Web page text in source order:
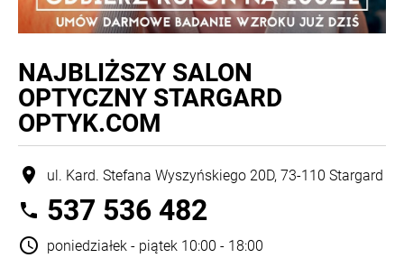
NAJBLIŻSZY SALON
OPTYCZNY STARGARD
OPTYK.COM
location_on ul. Kard. Stefana Wyszyńskiego 20D, 73-110 Stargard
phone 537 536 482
schedule poniedziałek - piątek 10:00 - 18:00